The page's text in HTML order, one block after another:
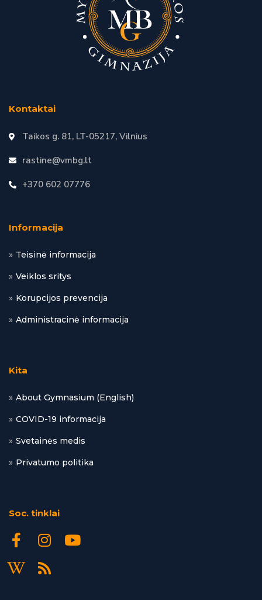
Kontaktai
Taikos g. 81, LT-05217, Vilnius
rastine@vmbg.lt
+370 602 07776
Informacija
Teisinė informacija
Veiklos sritys
Korupcijos prevencija
Administracinė informacija
Kita
About Gymnasium (English)
COVID-19 informacija
Svetainės medis
Privatumo politika
Soc. tinklai